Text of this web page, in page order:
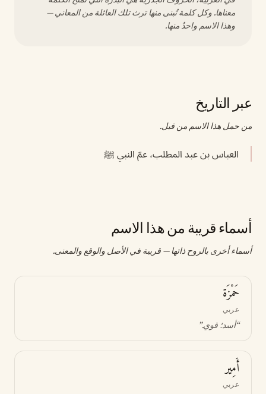
معناها. وكل كلمة تُبنى منها ترث تلك العائلة من المعاني —
وهذا الاسم واحدٌ منها.
عبر التاريخ
من حمل هذا الاسم من قبل.
العباس بن عبد المطلب، عمّ النبي ﷺ
أسماء قريبة من هذا الاسم
أسماء أخرى بالروح ذاتها — قريبة في الأصل والوقع والمعنى.
حَمْزَة
عربي
“أسد؛ قوي.”
أَمِير
عربي